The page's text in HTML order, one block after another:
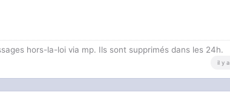
hors-la-loi via mp. Ils sont supprimés dans les 24h.
il y